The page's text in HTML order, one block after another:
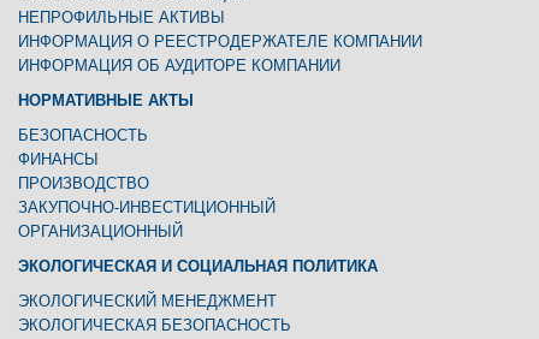
НЕПРОФИЛЬНЫЕ АКТИВЫ
ИНФОРМАЦИЯ О РЕЕСТРОДЕРЖАТЕЛЕ КОМПАНИИ
ИНФОРМАЦИЯ ОБ АУДИТОРЕ КОМПАНИИ
НОРМАТИВНЫЕ АКТЫ
БЕЗОПАСНОСТЬ
ФИНАНСЫ
ПРОИЗВОДСТВО
ЗАКУПОЧНО-ИНВЕСТИЦИОННЫЙ
ОРГАНИЗАЦИОННЫЙ
ЭКОЛОГИЧЕСКАЯ И СОЦИАЛЬНАЯ ПОЛИТИКА
ЭКОЛОГИЧЕСКИЙ МЕНЕДЖМЕНТ
ЭКОЛОГИЧЕСКАЯ БЕЗОПАСНОСТЬ